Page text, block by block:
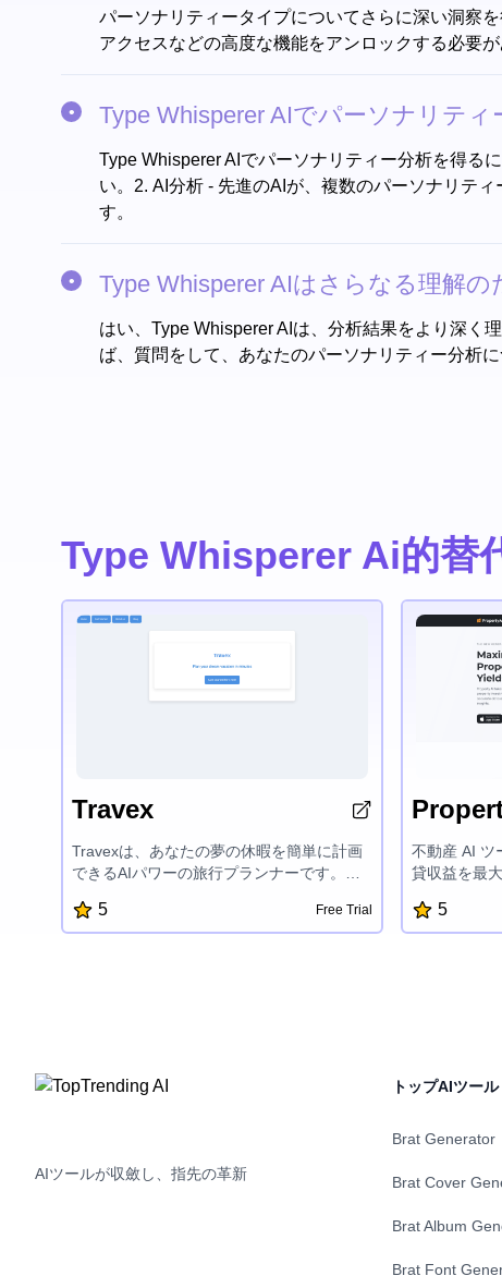
パーソナリティータイプについてさらに深い洞察
アクセスなどの高度な機能をアンロックする必要
Type Whisperer AIでパーソナリテ
Type Whisperer AIでパーソナリティー分析を得る
い。2. AI分析 - 先進のAIが、複数のパーソナリテ
す。
Type Whisperer AIはさらなる理解
はい、Type Whisperer AIは、分析結果をより深く
ば、質問をして、あなたのパーソナリティー分析
Type Whisperer Ai的替
Travex
Travexは、あなたの夢の休暇を簡単に計画
できるAIパワーの旅行プランナーです。直
より、カスタマイズ旅行計画を素早く作成
し、トップ目的地を探索し、旅行のヒント
5 Free Trial
不動産 AI ツ
貸収益を最
資決定を下
高め、収益
5
AIツールが収斂し、指先の革新
トップAIツール
Brat Generator
Brat Cover
Brat Album
Brat Font